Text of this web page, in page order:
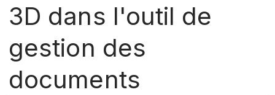
3D dans l'outil de
gestion des
documents